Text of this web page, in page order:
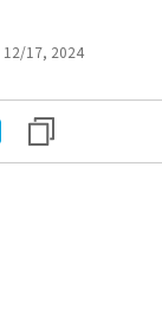
12/17, 2024